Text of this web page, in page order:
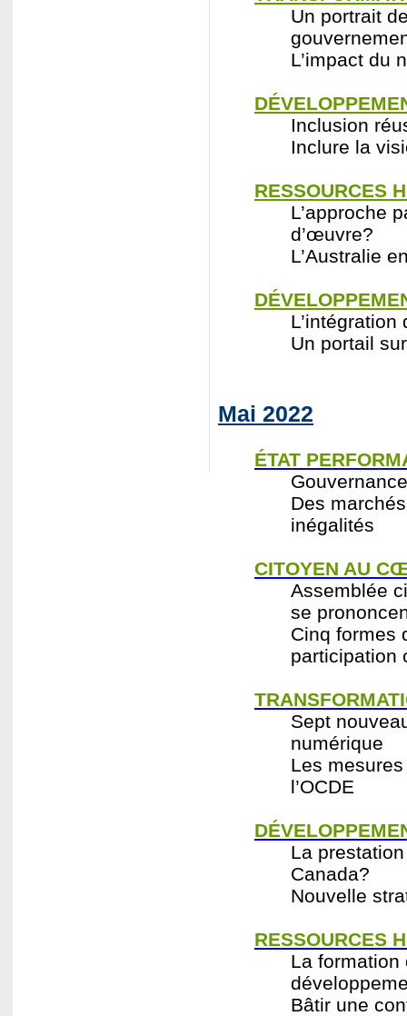
Un portrait
L’impact du
Inclusion
Inclure la
RESSOURCES
L’approche
d’œuvre?
L’Australie
Un portail
Mai 2022
ÉTAT
Des
inégalités
CITOYEN AU
Assemblée
se
Cinq formes
participation
Sept
numérique
Les
l’OCDE
La
Canada?
Nouvelle
RESSOURCES
La formation
Bâtir une